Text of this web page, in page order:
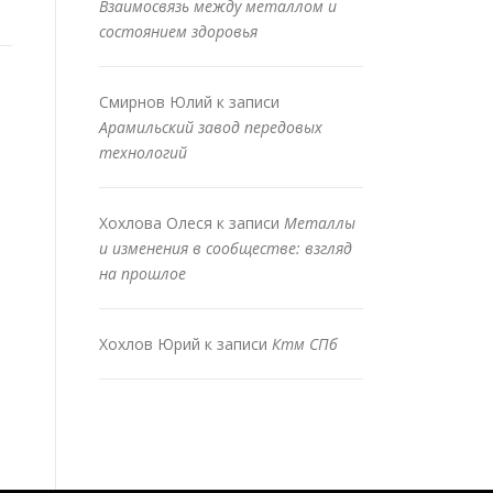
Взаимосвязь между металлом и
состоянием здоровья
Смирнов Юлий к записи
Арамильский завод передовых
технологий
Хохлова Олеся к записи Металлы
и изменения в сообществе: взгляд
на прошлое
Хохлов Юрий к записи Ктм СПб